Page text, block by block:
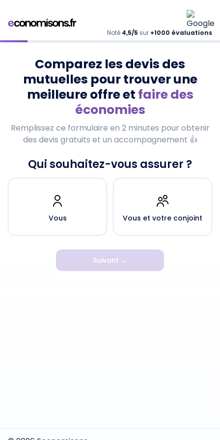
Noté 4,5/5 sur +1000 évaluations
Comparez les devis des
mutuelles pour trouver une
meilleure offre et faire des
économies
Remplissez ce formulaire en 2 minutes pour obtenir
des devis gratuits et un accompagnement 👍
Qui souhaitez-vous assurer ?
Vous Vous et votre conjoint
Suivant →